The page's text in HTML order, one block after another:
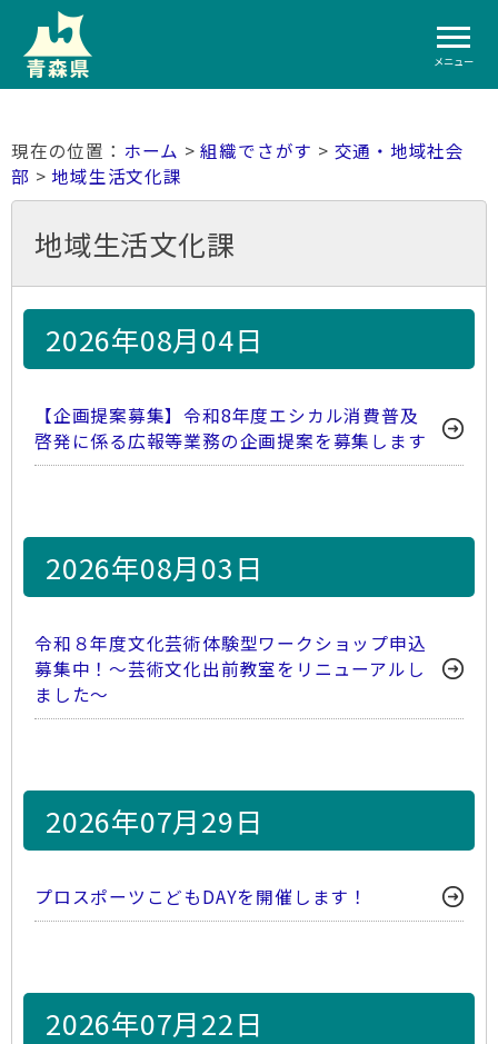
メニュー
ホーム >組織でさがす > 交通・地域社会
部 >地域生活文化課
地域生活文化課
2026年08月04日
【企画提案募集】令和8年度エシカル消費普及
啓発に係る広報等業務の企画提案を募集します
2026年08月03日
令和８年度文化芸術体験型ワークショップ申込
募集中！～芸術文化出前教室をリニューアルし
ました～
2026年07月29日
プロスポーツこどもDAYを開催します！
2026年07月22日